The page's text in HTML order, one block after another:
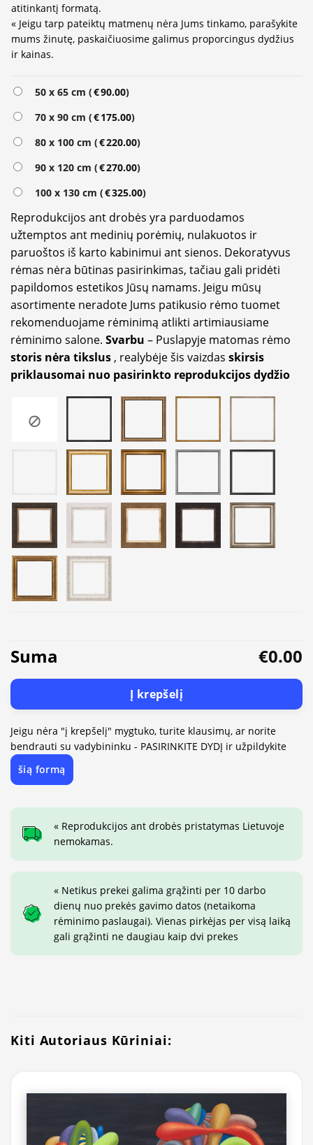
atitinkantį formatą.
« Jeigu tarp pateiktų matmenų nėra Jums tinkamo, parašykite
mums žinutę, paskaičiuosime galimus proporcingus dydžius
ir kainas.
50 x 65 cm (€90.00)
70 x 90 cm (€175.00)
80 x 100 cm (€220.00)
90 x 120 cm (€270.00)
100 x 130 cm (€325.00)
Reprodukcijos ant drobės yra parduodamos
užtemptos ant medinių porėmių, nulakuotos ir
paruoštos iš karto kabinimui ant sienos. Dekoratyvus
rėmas nėra būtinas pasirinkimas, tačiau gali pridėti
papildomos estetikos Jūsų namams. Jeigu mūsų
asortimente neradote Jums patikusio rėmo tuomet
rekomenduojame rėminimą atlikti artimiausiame
rėminimo salone. Svarbu – Puslapyje matomas rėmo
storis nėra tikslus , realybėje šis vaizdas skirsis
priklausomai nuo pasirinkto reprodukcijos dydžio
Suma €0.00
Į krepšelį
Alternative:
Jeigu nėra "į krepšelį" mygtuko, turite klausimų, ar norite
bendrauti su vadybininku - PASIRINKITE DYDĮ ir užpildykite
šią formą
« Reprodukcijos ant drobės pristatymas Lietuvoje
nemokamas.
« Netikus prekei galima grąžinti per 10 darbo
dienų nuo prekės gavimo datos (netaikoma
rėminimo paslaugai). Vienas pirkėjas per visą laiką
gali grąžinti ne daugiau kaip dvi prekes
Kiti Autoriaus Kūriniai: